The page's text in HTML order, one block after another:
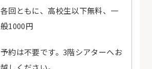
各回ともに、高校生以下無料、一
般1000円
予約は不要です。3階シアターへお